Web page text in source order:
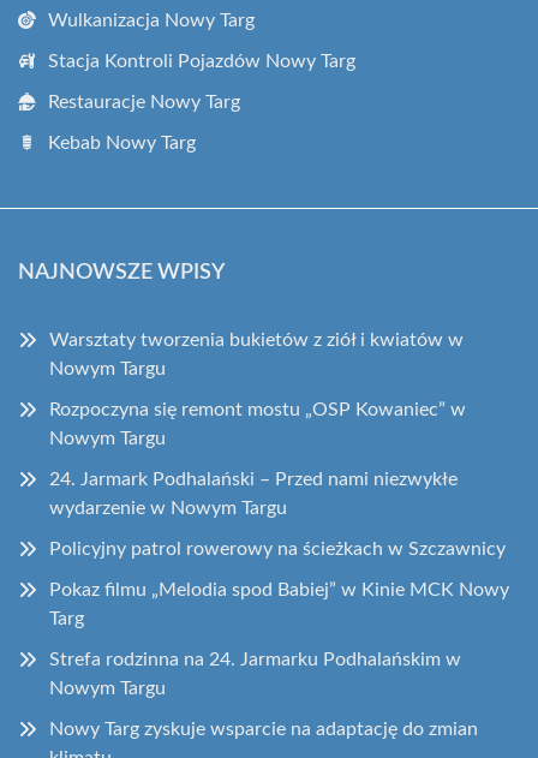
Wulkanizacja Nowy Targ
Stacja Kontroli Pojazdów Nowy Targ
Restauracje Nowy Targ
Kebab Nowy Targ
NAJNOWSZE WPISY
Warsztaty tworzenia bukietów z ziół i kwiatów w
Nowym Targu
Rozpoczyna się remont mostu „OSP Kowaniec” w
Nowym Targu
24. Jarmark Podhalański – Przed nami niezwykłe
wydarzenie w Nowym Targu
Policyjny patrol rowerowy na ścieżkach w Szczawnicy
Pokaz filmu „Melodia spod Babiej” w Kinie MCK Nowy
Targ
Strefa rodzinna na 24. Jarmarku Podhalańskim w
Nowym Targu
Nowy Targ zyskuje wsparcie na adaptację do zmian